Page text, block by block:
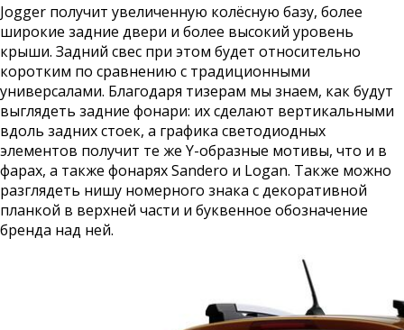
Jogger получит увеличенную колёсную базу, более
широкие задние двери и более высокий уровень
крыши. Задний свес при этом будет относительно
коротким по сравнению с традиционными
универсалами. Благодаря тизерам мы знаем, как будут
выглядеть задние фонари: их сделают вертикальными
вдоль задних стоек, а графика светодиодных
элементов получит те же Y-образные мотивы, что и в
фарах, а также фонарях Sandero и Logan. Также можно
разглядеть нишу номерного знака с декоративной
планкой в верхней части и буквенное обозначение
бренда над ней.